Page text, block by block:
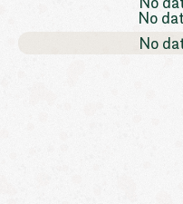
No
No